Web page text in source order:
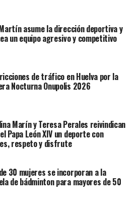
asume la dirección deportiva y
un equipo agresivo y competitivo
de tráfico en Huelva por la
Nocturna Onupolis 2026
Marín y Teresa Perales reivindican
Papa León XIV un deporte con
respeto y disfrute
30 mujeres se incorporan a la
de bádminton para mayores de 50